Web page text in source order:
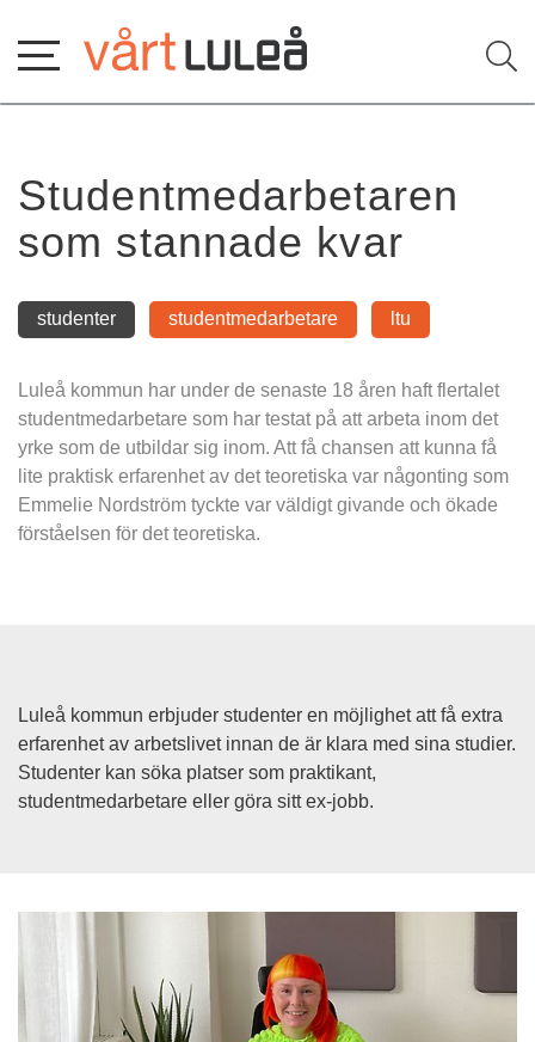
innehåll
Studentmedarbetaren
som stannade kvar
studenter studentmedarbetare ltu
Luleå kommun har under de senaste 18 åren haft flertalet
studentmedarbetare som har testat på att arbeta inom det
yrke som de utbildar sig inom. Att få chansen att kunna få
lite praktisk erfarenhet av det teoretiska var någonting som
Emmelie Nordström tyckte var väldigt givande och ökade
förståelsen för det teoretiska.
Luleå kommun erbjuder studenter en möjlighet att få extra
erfarenhet av arbetslivet innan de är klara med sina studier.
Studenter kan söka platser som praktikant,
studentmedarbetare eller göra sitt ex-jobb.